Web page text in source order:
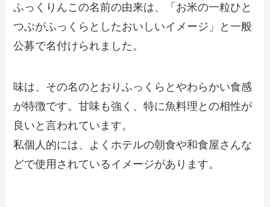
ふっくりんこの名前の由来は、「お米の一粒ひと
つぶがふっくらとしたおいしいイメージ」と一般
公募で名付けられました。
味は、その名のとおりふっくらとやわらかい食感
が特徴です。甘味も強く、特に魚料理との相性が
良いと言われています。
私個人的には、よくホテルの朝食や和食屋さんな
どで使用されているイメージがあります。